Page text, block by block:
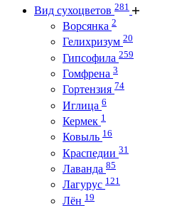
Вид сухоцветов 281
Ворсянка 2
Гелихризум 20
Гипсофила 259
Гомфрена 3
Гортензия 74
Иглица 6
Кермек 1
Ковыль 16
Краспедии 31
Лаванда 85
Лагурус 121
Лён 19